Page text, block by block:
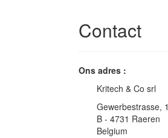
Contact
Ons adres :
Kritech & Co srl
Gewerbestrasse, 1
B - 4731 Raeren
Belgium